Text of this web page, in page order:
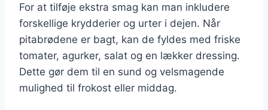
For at tilføje ekstra smag kan man inkludere
forskellige krydderier og urter i dejen. Når
pitabrødene er bagt, kan de fyldes med friske
tomater, agurker, salat og en lækker dressing.
Dette gør dem til en sund og velsmagende
mulighed til frokost eller middag.